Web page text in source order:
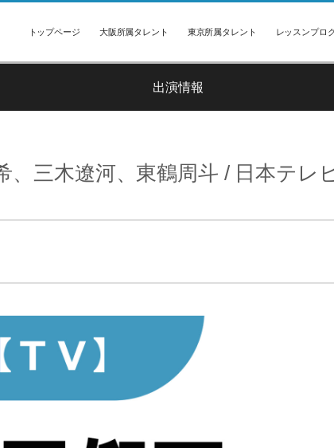
トップページ 大阪所属タレント 東京所属タレント レッスンプロ
出演情報
、三木遼河、東鶴周斗 / 日本テレ